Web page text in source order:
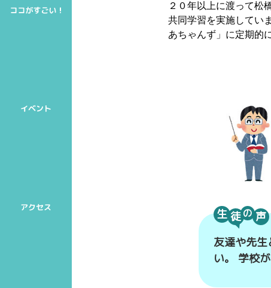
２０年以上に渡って松
共同学習を実施してい
あちゃんず」に定期的
生 の
友達や先
い。 学校